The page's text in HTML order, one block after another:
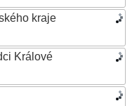
kraje
Králové